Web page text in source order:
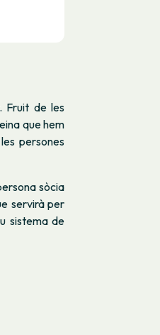
Fruit de les
que hem
persones
sòcia
servirà per
sistema de